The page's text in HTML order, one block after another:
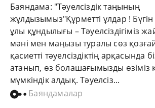
Баяндама: "Тәуелсіздік таңының
жұлдызымыз"Құрметті ұлдар ! Бүгін
ұлы құндылығы – Тәуелсіздігіміз
мәні мен маңызы туралы сөз
қасиетті тәуелсіздіктің арқасында
атанып, өз болашағымызды өзіміз
мүмкіндік алдық. Тәуелсіз...
Баяндамалар